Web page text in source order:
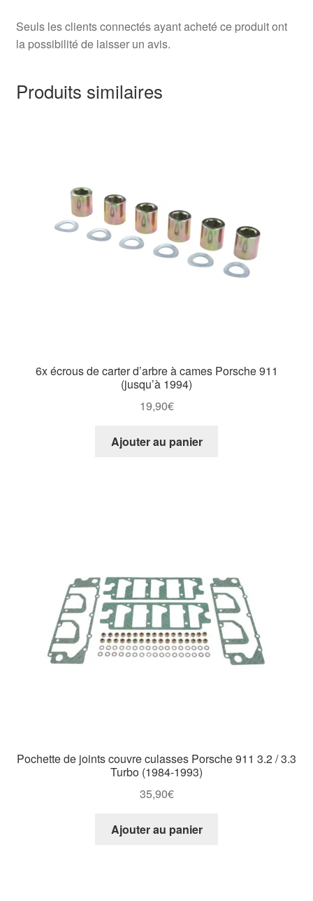
Seuls les clients connectés ayant acheté ce produit ont
la possibilité de laisser un avis.
Produits similaires
6x écrous de carter d’arbre à cames Porsche 911
(jusqu’à 1994)
19,90€
Ajouter au panier
Pochette de joints couvre culasses Porsche 911 3.2 / 3.3
Turbo (1984-1993)
35,90€
Ajouter au panier